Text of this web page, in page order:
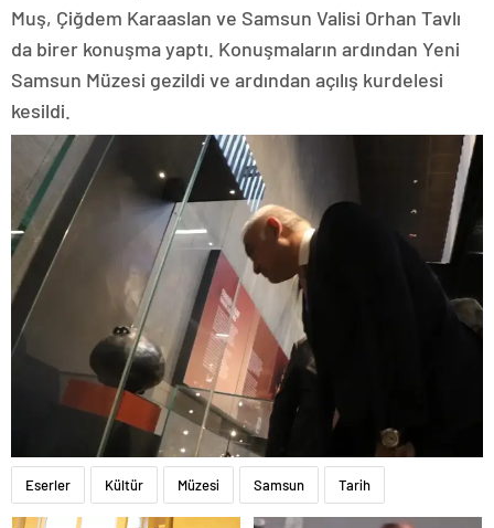
Muş, Çiğdem Karaaslan ve Samsun Valisi Orhan Tavlı
da birer konuşma yaptı. Konuşmaların ardından Yeni
Samsun Müzesi gezildi ve ardından açılış kurdelesi
kesildi.
Eserler Kültür Müzesi Samsun Tarih